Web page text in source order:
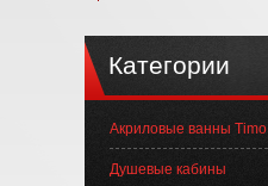
Категории
Акриловые ванны Timo
Душевые кабины